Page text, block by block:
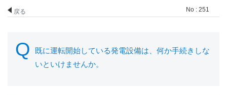
戻る No : 251
既に運転開始している発電設備は、何か手続きしな
いといけませんか。